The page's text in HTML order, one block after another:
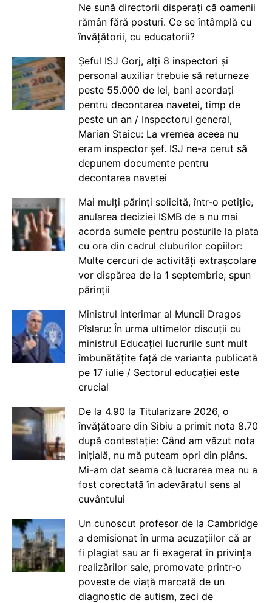
Ne sună directorii disperați că oamenii
rămân fără posturi. Ce se întâmplă cu
învățătorii, cu educatorii?
Șeful ISJ Gorj, alți 8 inspectori și
personal auxiliar trebuie să returneze
peste 55.000 de lei, bani acordați
pentru decontarea navetei, timp de
peste un an / Inspectorul general,
Marian Staicu: La vremea aceea nu
eram inspector șef. ISJ ne-a cerut să
depunem documente pentru
decontarea navetei
Mai mulți părinți solicită, într-o petiție,
anularea deciziei ISMB de a nu mai
acorda sumele pentru posturile la plata
cu ora din cadrul cluburilor copiilor:
Multe cercuri de activități extrașcolare
vor dispărea de la 1 septembrie, spun
părinții
Ministrul interimar al Muncii Dragos
Pîslaru: În urma ultimelor discuții cu
ministrul Educației lucrurile sunt mult
îmbunătățite față de varianta publicată
pe 17 iulie / Sectorul educației este
crucial
De la 4.90 la Titularizare 2026, o
învățătoare din Sibiu a primit nota 8.70
după contestație: Când am văzut nota
inițială, nu mă puteam opri din plâns.
Mi-am dat seama că lucrarea mea nu a
fost corectată în adevăratul sens al
cuvântului
Un cunoscut profesor de la Cambridge
a demisionat în urma acuzațiilor că ar
fi plagiat sau ar fi exagerat în privința
realizărilor sale, promovate printr-o
poveste de viață marcată de un
diagnostic de autism, zeci de